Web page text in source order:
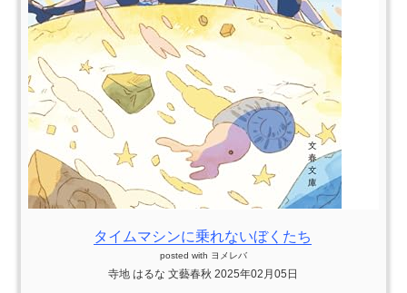
タイムマシンに乗れないぼくたち
posted with ヨメレバ
寺地 はるな 文藝春秋 2025年02月05日